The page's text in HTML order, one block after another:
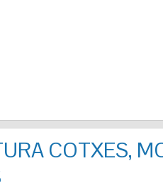
COTXES,